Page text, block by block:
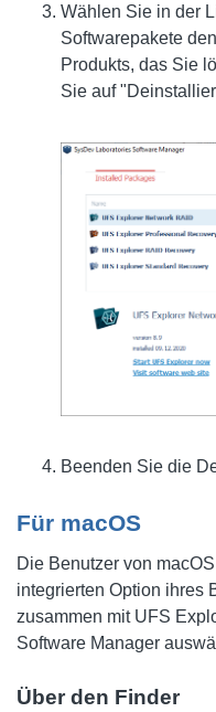
Wählen Sie in der
Softwarepakete
Produkts, das Sie
Sie auf
Beenden Sie die
Für macOS
Die Benutzer von
integrierten Option ihres
zusammen mit UFS
Software Manager
Über den Finder